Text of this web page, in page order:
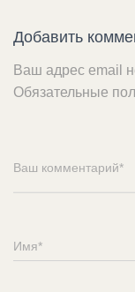
Добавить
Ваш адрес email
Обязательные